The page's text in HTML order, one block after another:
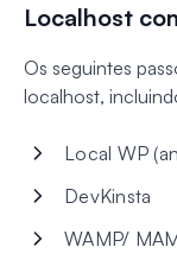
Localhost
Os seguintes
localhost,
Local WP
DevKinsta
WAMP/